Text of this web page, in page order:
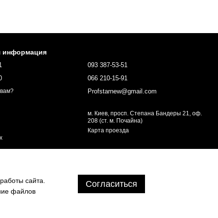
информация
093 387-53-51
066 210-15-91
Profstarnew@gmail.com
м. Киев, просп. Степана Бандеры 21, оф.
208 (ст. м. Почайна)
Карта проезда
сайта.
файлов
Согласиться